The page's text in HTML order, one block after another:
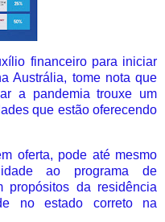
financeiro para iniciar
Austrália, tome nota que
a pandemia trouxe um
que estão oferecendo
oferta, pode até mesmo
ao programa de
propósitos da residência
no estado correto na